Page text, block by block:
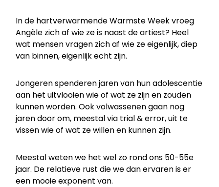
of
...?
Coretalents
In de hartverwarmende Warmste Week vroeg
Angèle zich af wie ze is naast de artiest? Heel
wat mensen vragen zich af wie ze eigenlijk, diep
van binnen, eigenlijk echt zijn.
Jongeren spenderen jaren van hun adolescentie
aan het uitvlooien wie of wat ze zijn en zouden
kunnen worden. Ook volwassenen gaan nog
jaren door om, meestal via trial & error, uit te
vissen wie of wat ze willen en kunnen zijn.
Meestal weten we het wel zo rond ons 50-55e
jaar. De relatieve rust die we dan ervaren is er
een mooie exponent van.